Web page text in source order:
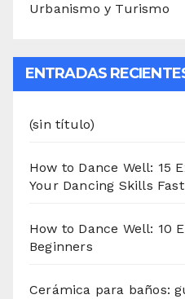
Urbanismo y Turismo
ENTRADAS
(sin título)
How to Dance Well: 15
Your Dancing Skills Fast
How to Dance Well: 10
Beginners
Cerámica para baños: